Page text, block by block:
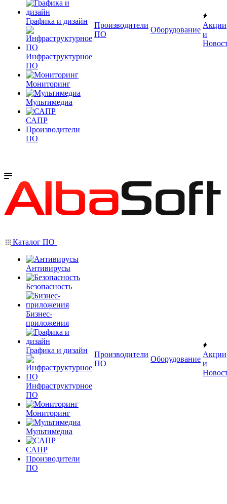
Графика и дизайн
Инфраструктурное
ПО
Мониторинг
Мультимедиа
САПР
Производители
ПО
Производители
ПО
Оборудование
Акции
и
Каталог ПО
Антивирусы
Безопасность
Бизнес-
приложения
Графика и дизайн
Инфраструктурное
ПО
Мониторинг
Мультимедиа
САПР
Производители
ПО
Производители
ПО
Оборудование
Акции
и